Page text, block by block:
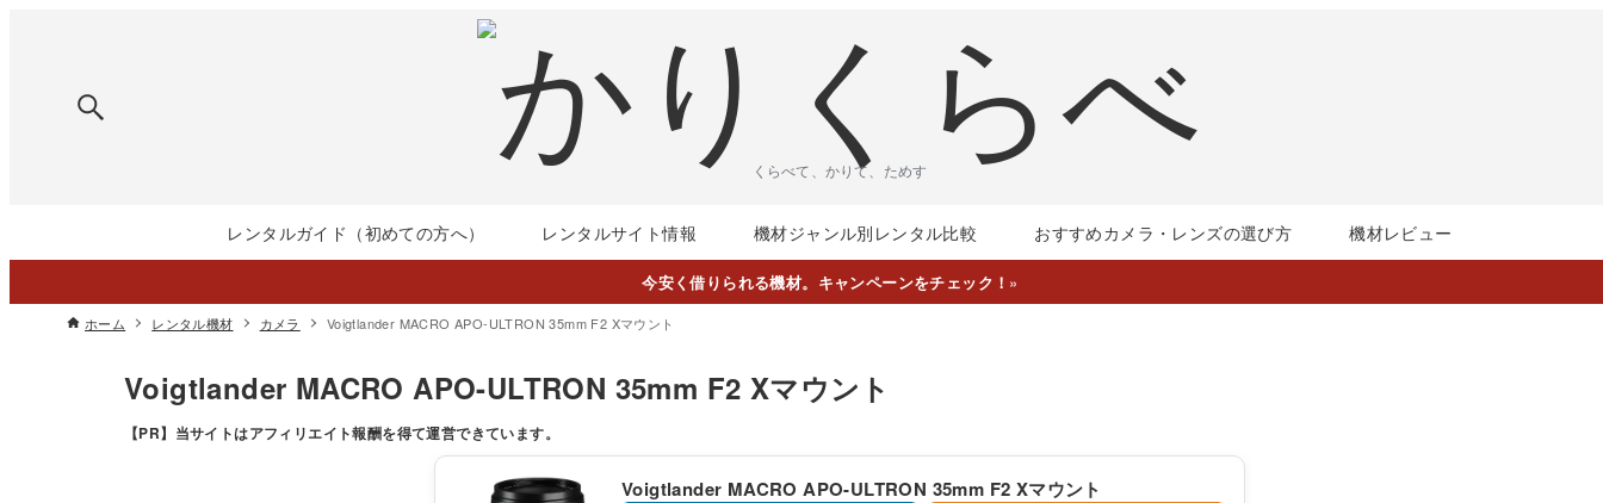
くらべて、かりて、ためす
レンタルガイド（初めての方へ） レンタルサイト情報 機材ジャンル別レンタル比較 おすすめカメラ・レンズの選び方 機材レビュー
今安く借りられる機材。キャンペーンをチェック！ »
ホーム レンタル機材 カメラ Voigtlander MACRO APO-ULTRON 35mm F2 Xマウント
Voigtlander MACRO APO-ULTRON 35mm F2 Xマウント
【PR】 当サイトはアフィリエイト報酬を得て運営できています。
Voigtlander MACRO APO-ULTRON 35mm F2 Xマウント